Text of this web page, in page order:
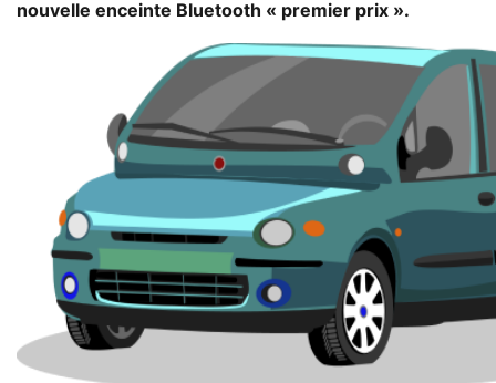
nouvelle enceinte Bluetooth « premier prix ».